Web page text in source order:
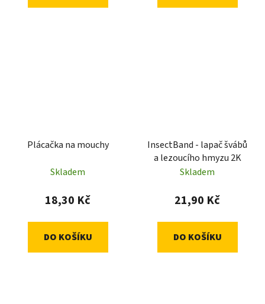
Plácačka na mouchy
Skladem
18,30 Kč
DO KOŠÍKU
InsectBand - lapač švábů
a lezoucího hmyzu 2K
Skladem
21,90 Kč
DO KOŠÍKU